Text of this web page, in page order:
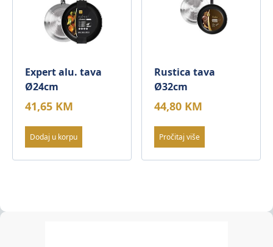
Expert alu. tava
Ø24cm
41,65 KM
Dodaj u korpu
Rustica tava
Ø32cm
44,80 KM
Pročitaj više